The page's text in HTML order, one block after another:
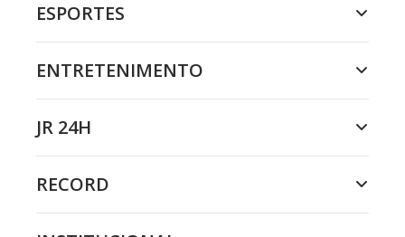
ESPORTES
ENTRETENIMENTO
JR 24H
RECORD